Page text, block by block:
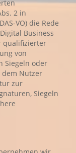
2 in
VO) die Rede
Business
qualifizierter
von
Siegeln oder
dem Nutzer
zur
Siegeln